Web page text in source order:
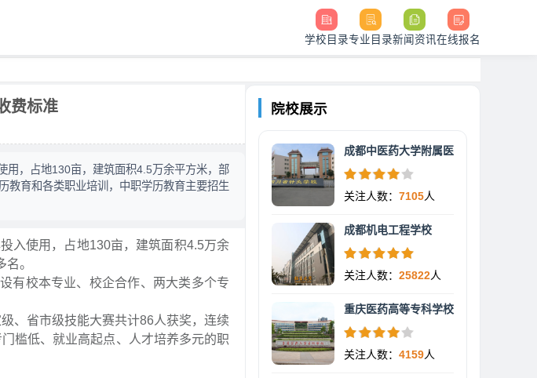
学校目录专业目录新闻资讯在线报名
费标准
用，占地130亩，建筑面积4.5万余平方米，部
教育和各类职业培训，中职学历教育主要招生
入使用，占地130亩，建筑面积4.5万余
。
有校本专业、校企合作、两大类多个专
、省市级技能大赛共计86人获奖，连续
槛低、就业高起点、人才培养多元的职
院校展示
成都中医药大学附属医
关注人数： 7105人
成都机电工程学校
关注人数： 25822人
重庆医药高等专科学校
关注人数： 4159人